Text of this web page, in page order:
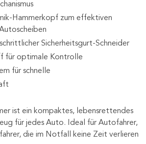
Hammerkopf zum effektiven
Sicherheitsgurt-Schneider
für optimale Kontrolle
für schnelle
ist ein kompaktes, lebensrettendes
für jedes Auto. Ideal für Autofahrer,
die im Notfall keine Zeit verlieren